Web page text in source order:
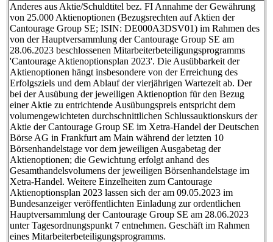
Anderes aus Aktie/Schuldtitel bez. FI Annahme der Gewährung
von 25.000 Aktienoptionen (Bezugsrechten auf Aktien der
Cantourage Group SE; ISIN: DE000A3DSV01) im Rahmen des
von der Hauptversammlung der Cantourage Group SE am
28.06.2023 beschlossenen Mitarbeiterbeteiligungsprogramms
'Cantourage Aktienoptionsplan 2023'. Die Ausübbarkeit der
Aktienoptionen hängt insbesondere von der Erreichung des
Erfolgsziels und dem Ablauf der vierjährigen Wartezeit ab. Der
bei der Ausübung der jeweiligen Aktienoption für den Bezug
einer Aktie zu entrichtende Ausübungspreis entspricht dem
volumengewichteten durchschnittlichen Schlussauktionskurs der
Aktie der Cantourage Group SE im Xetra-Handel der Deutschen
Börse AG in Frankfurt am Main während der letzten 10
Börsenhandelstage vor dem jeweiligen Ausgabetag der
Aktienoptionen; die Gewichtung erfolgt anhand des
Gesamthandelsvolumens der jeweiligen Börsenhandelstage im
Xetra-Handel. Weitere Einzelheiten zum Cantourage
Aktienoptionsplan 2023 lassen sich der am 09.05.2023 im
Bundesanzeiger veröffentlichten Einladung zur ordentlichen
Hauptversammlung der Cantourage Group SE am 28.06.2023
unter Tagesordnungspunkt 7 entnehmen. Geschäft im Rahmen
eines Mitarbeiterbeteiligungsprogramms.